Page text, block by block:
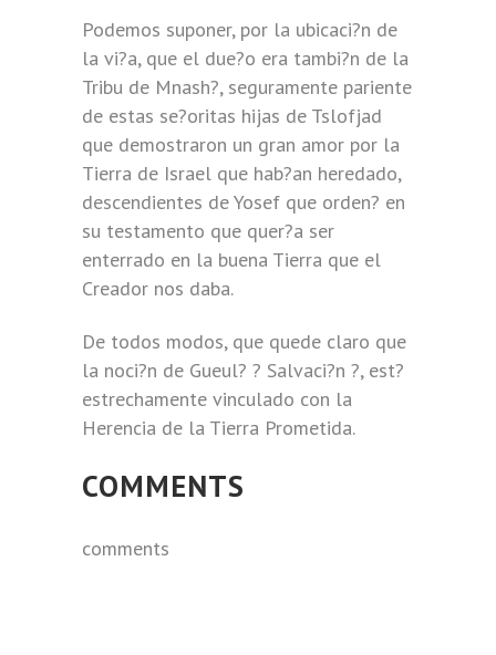
Podemos suponer, por la ubicaci?n de
la vi?a, que el due?o era tambi?n de la
Tribu de Mnash?, seguramente pariente
de estas se?oritas hijas de Tslofjad
que demostraron un gran amor por la
Tierra de Israel que hab?an heredado,
descendientes de Yosef que orden? en
su testamento que quer?a ser
enterrado en la buena Tierra que el
Creador nos daba.
De todos modos, que quede claro que
la noci?n de Gueul? ? Salvaci?n ?, est?
estrechamente vinculado con la
Herencia de la Tierra Prometida.
COMMENTS
comments